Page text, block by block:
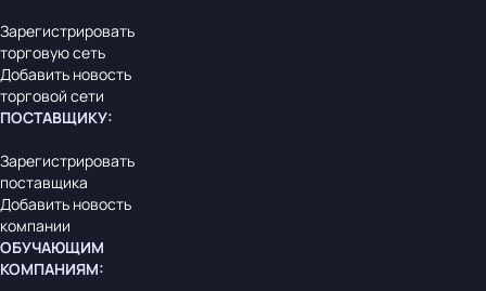
Зарегистрировать
торговую сеть
Добавить новость
торговой сети
ПОСТАВЩИКУ:
Зарегистрировать
поставщика
Добавить новость
компании
ОБУЧАЮЩИМ
КОМПАНИЯМ: